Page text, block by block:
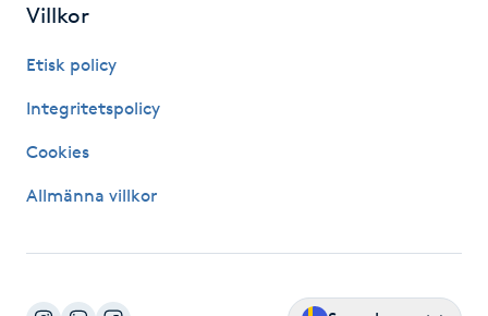
Headspa
Herrklippning
HIFU
Villkor
Etisk policy
Integritetspolicy
Cookies
Allmänna villkor